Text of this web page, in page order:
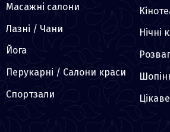
Масажні салони
Лазні / Чани
Йога
Перукарні / Салони краси
Спортзали
Нічні